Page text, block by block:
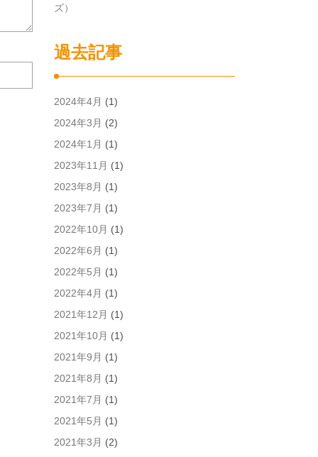
次
ズ）
過去記事
2024年4月 (1)
2024年3月 (2)
2024年1月 (1)
2023年11月 (1)
2023年8月 (1)
2023年7月 (1)
2022年10月 (1)
2022年6月 (1)
2022年5月 (1)
2022年4月 (1)
2021年12月 (1)
2021年10月 (1)
2021年9月 (1)
2021年8月 (1)
2021年7月 (1)
2021年5月 (1)
2021年3月 (2)